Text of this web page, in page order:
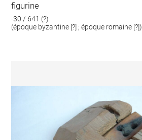
figurine
-30 / 641 (?)
(époque byzantine [?] ; époque romaine [?])